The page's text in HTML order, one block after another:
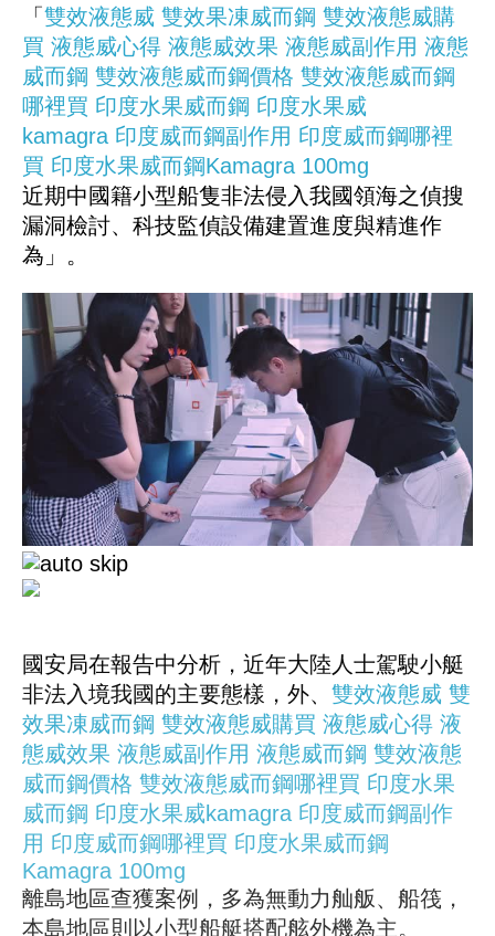
「 雙效液態威 雙效果凍威而鋼 雙效液態威購
買 液態威心得 液態威效果 液態威副作用 液態
威而鋼 雙效液態威而鋼價格 雙效液態威而鋼
哪裡買 印度水果威而鋼 印度水果威
kamagra 印度威而鋼副作用 印度威而鋼哪裡
買 印度水果威而鋼Kamagra 100mg
近期中國籍小型船隻非法侵入我國領海之偵搜
漏洞檢討、科技監偵設備建置進度與精進作
為」。
國安局在報告中分析，近年大陸人士駕駛小艇
非法入境我國的主要態樣，外、 雙效液態威 雙
效果凍威而鋼 雙效液態威購買 液態威心得 液
態威效果 液態威副作用 液態威而鋼 雙效液態
威而鋼價格 雙效液態威而鋼哪裡買 印度水果
威而鋼 印度水果威kamagra 印度威而鋼副作
用 印度威而鋼哪裡買 印度水果威而鋼
Kamagra 100mg
離島地區查獲案例，多為無動力舢舨、船筏，
本島地區則以小型船艇搭配舷外機為主。